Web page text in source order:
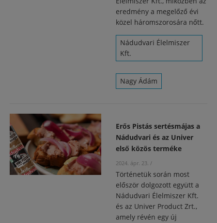
eredmény a megelőző évi
közel háromszorosára nőtt.
Nádudvari Élelmiszer
Kft.
Nagy Ádám
Erős Pistás sertésmájas a
Nádudvari és az Univer
első közös terméke
2024. ápr. 23. /
Történetük során most
először dolgozott együtt a
Nádudvari Élelmiszer Kft.
és az Univer Product Zrt.,
amely révén egy új